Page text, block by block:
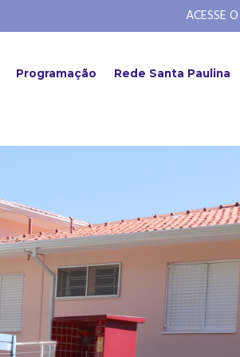
ACESSE O
Programação Rede Santa Paulina